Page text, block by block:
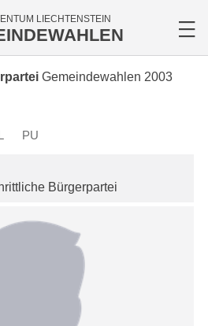
LIECHTENSTEIN
Gemeindewahlen 2003
PU
Bürgerpartei